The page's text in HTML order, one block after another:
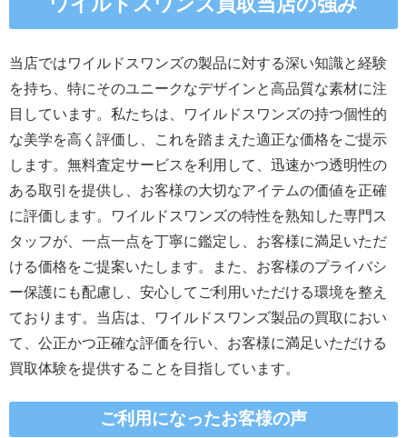
当店ではワイルドスワンズの製品に対する深い知識と経験
を持ち、特にそのユニークなデザインと高品質な素材に注
目しています。私たちは、ワイルドスワンズの持つ個性的
な美学を高く評価し、これを踏まえた適正な価格をご提示
します。無料査定サービスを利用して、迅速かつ透明性の
ある取引を提供し、お客様の大切なアイテムの価値を正確
に評価します。ワイルドスワンズの特性を熟知した専門ス
タッフが、一点一点を丁寧に鑑定し、お客様に満足いただ
ける価格をご提案いたします。また、お客様のプライバシ
ー保護にも配慮し、安心してご利用いただける環境を整え
ております。当店は、ワイルドスワンズ製品の買取におい
て、公正かつ正確な評価を行い、お客様に満足いただける
買取体験を提供することを目指しています。
ご利用になったお客様の声